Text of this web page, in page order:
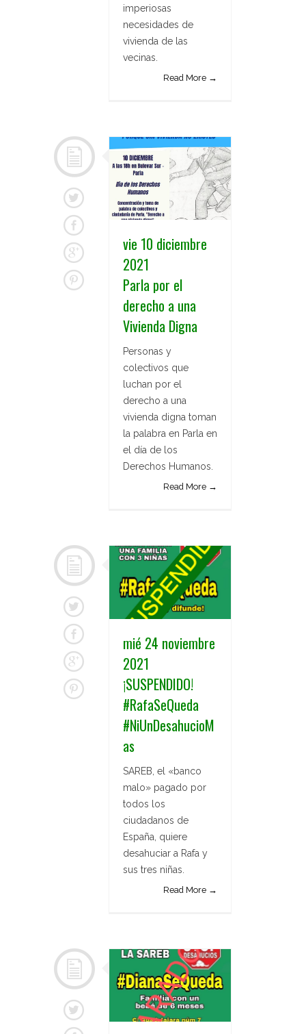
imperiosas
necesidades de
vivienda de las
vecinas.
Read More →
vie 10 diciembre
2021
Parla por el
derecho a una
Vivienda Digna
Personas y
colectivos que
luchan por el
derecho a una
vivienda digna toman
la palabra en Parla en
el día de los
Derechos Humanos.
Read More →
mié 24 noviembre
2021
¡SUSPENDIDO!
#RafaSeQueda
#NiUnDesahucioM
as
SAREB, el «banco
malo» pagado por
todos los
ciudadanos de
España, quiere
desahuciar a Rafa y
sus tres niñas.
Read More →